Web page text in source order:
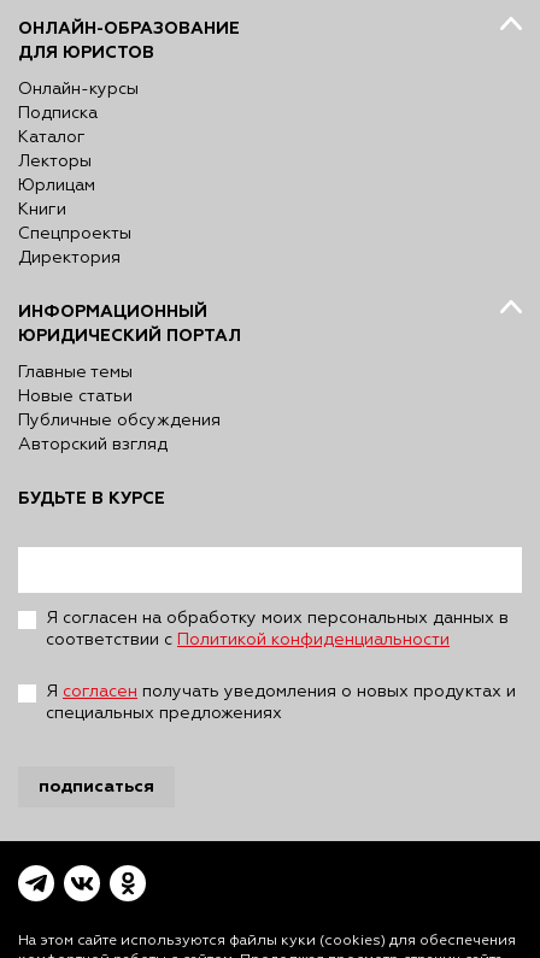
ОНЛАЙН-ОБРАЗОВАНИЕ
ДЛЯ ЮРИСТОВ
Онлайн-курсы
Подписка
Каталог
Лекторы
Юрлицам
Книги
Спецпроекты
Директория
ИНФОРМАЦИОННЫЙ
ЮРИДИЧЕСКИЙ ПОРТАЛ
Главные темы
Новые статьи
Публичные обсуждения
Авторский взгляд
БУДЬТЕ В КУРСЕ
Я согласен на обработку моих персональных данных в
соответствии с
Политикой конфиденциальности
Я согласен получать уведомления о новых продуктах и
специальных предложениях
подписаться
На этом сайте используются файлы куки (cookies) для обеспечения